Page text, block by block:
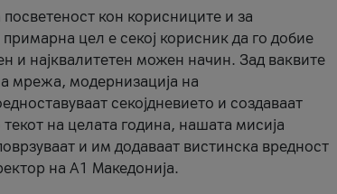
кон корисниците и за
цел е секој корисник да го добие
и најквалитетен можен начин. Зад ваквите
мрежа, модернизација на
секојдневието и создаваат
на целата година, нашата мисија
и им додаваат вистинска вредност
на А1 Македонија.